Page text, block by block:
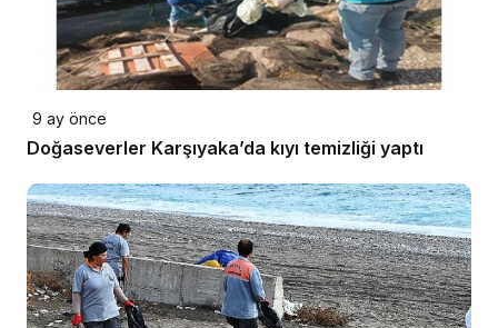
9 ay önce
Doğaseverler Karşıyaka’da kıyı temizliği yaptı